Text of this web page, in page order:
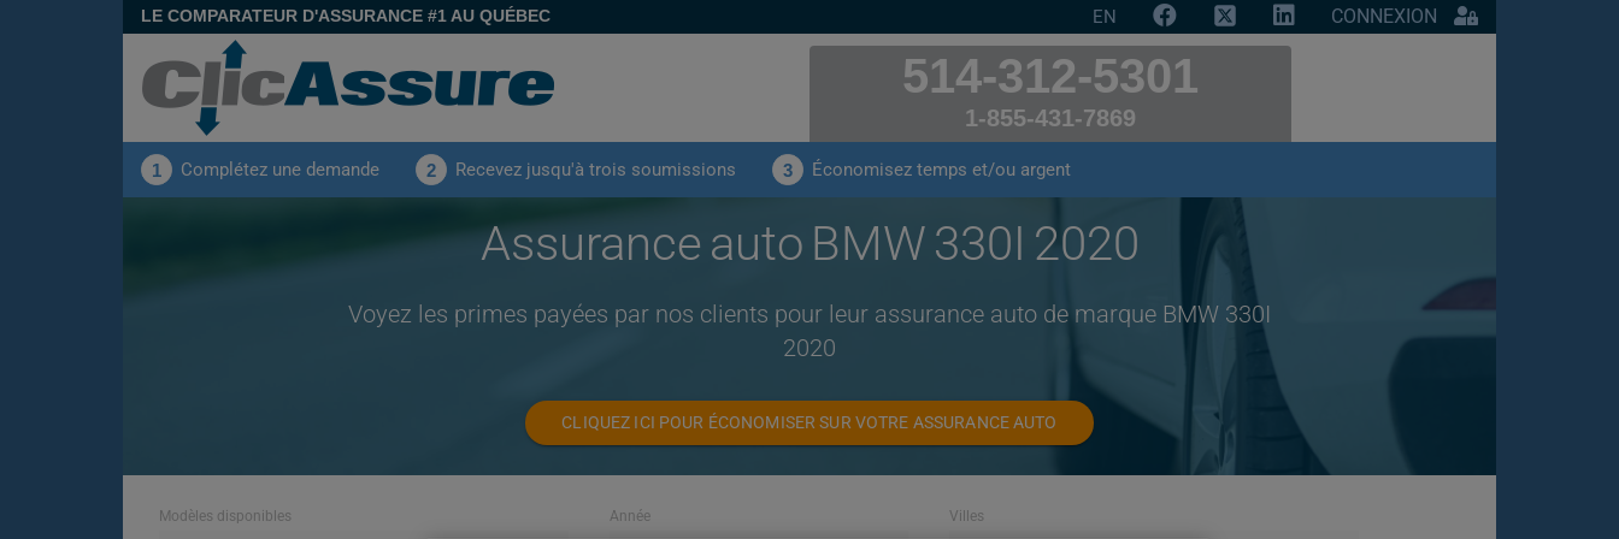
LE COMPARATEUR D'ASSURANCE #1 AU QUÉBEC EN CONNEXION
514-312-5301
1-855-431-7869
1 Complétez une demande 2 Recevez jusqu'à trois soumissions 3 Économisez temps et/ou argent
Assurance auto BMW 330I 2020
Voyez les primes payées par nos clients pour leur assurance auto de marque BMW 330I
2020
CLIQUEZ ICI POUR ÉCONOMISER SUR VOTRE ASSURANCE AUTO
Modèles disponibles Année Villes